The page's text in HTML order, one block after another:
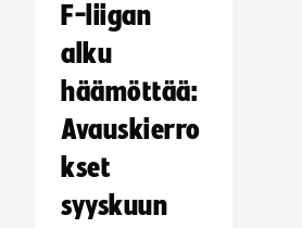
F-liigan
alku
häämöttää:
Avauskierro
kset
syyskuun